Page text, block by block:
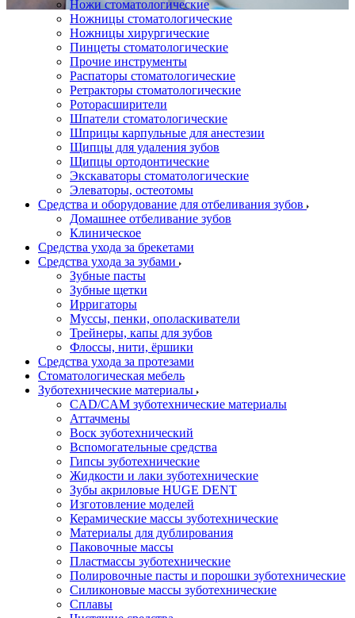
Ножи стоматологические
Ножницы стоматологические
Ножницы хирургические
Пинцеты стоматологические
Прочие инструменты
Распаторы стоматологические
Ретракторы стоматологические
Роторасширители
Шпатели стоматологические
Шприцы карпульные для анестезии
Щипцы для удаления зубов
Щипцы ортодонтические
Экскаваторы стоматологические
Элеваторы, остеотомы
Средства и оборудование для отбеливания зубов
Домашнее отбеливание зубов
Клиническое
Средства ухода за брекетами
Средства ухода за зубами
Зубные пасты
Зубные щетки
Ирригаторы
Муссы, пенки, ополаскиватели
Трейнеры, капы для зубов
Флоссы, нити, ёршики
Средства ухода за протезами
Стоматологическая мебель
Зуботехнические материалы
CAD/CAM зуботехнические материалы
Аттачмены
Воск зуботехнический
Вспомогательные средства
Гипсы зуботехнические
Жидкости и лаки зуботехнические
Зубы акриловые HUGE DENT
Изготовление моделей
Керамические массы зуботехнические
Материалы для дублирования
Паковочные массы
Пластмассы зуботехнические
Полировочные пасты и порошки зуботехнические
Силиконовые массы зуботехнические
Сплавы